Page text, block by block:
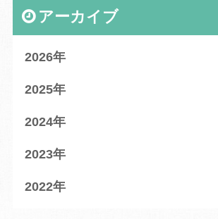
アーカイブ
2026
2025
2024
2023
2022